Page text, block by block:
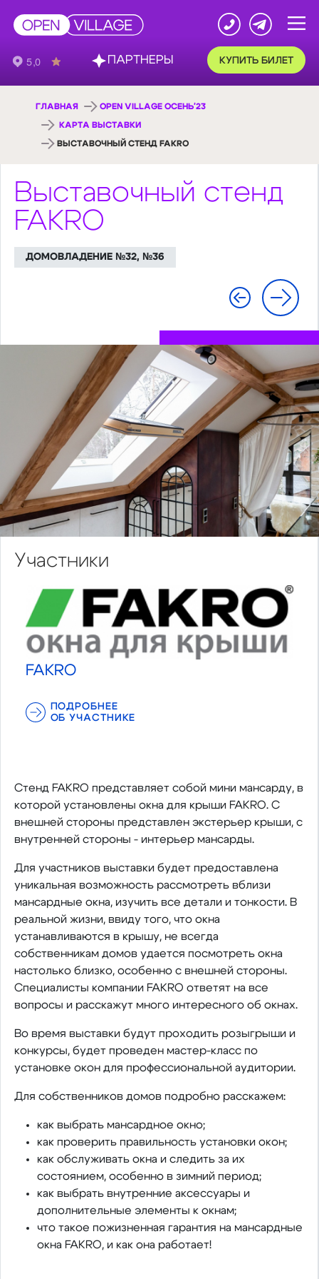
КУПИТЬ БИЛЕТ
ГЛАВНАЯ OPEN VILLAGE ОСЕНЬ'23
КАРТА ВЫСТАВКИ
ВЫСТАВОЧНЫЙ СТЕНД FAKRO
Выставочный стенд
FAKRO
ДОМОВЛАДЕНИЕ №32, №36
Участники
FAKRO
ПОДРОБНЕЕ
ОБ УЧАСТНИКЕ
Cтенд FAKRO представляет собой мини мансарду, в
которой установлены окна для крыши FAKRO. C
внешней стороны представлен экстерьер крыши, с
внутренней стороны - интерьер мансарды.
Для участников выставки будет предоставлена
уникальная возможность рассмотреть вблизи
мансардные окна, изучить все детали и тонкости. В
реальной жизни, ввиду того, что окна
устанавливаются в крышу, не всегда
собственникам домов удается посмотреть окна
настолько близко, особенно с внешней стороны.
Специалисты компании FAKRO ответят на все
вопросы и расскажут много интересного об окнах.
Во время выставки будут проходить розыгрыши и
конкурсы, будет проведен мастер-класс по
установке окон для профессиональной аудитории.
Для собственников домов подробно расскажем:
как выбрать мансардное окно;
как проверить правильность установки окон;
как обслуживать окна и следить за их
состоянием, особенно в зимний период;
как выбрать внутренние аксессуары и
дополнительные элементы к окнам;
что такое пожизненная гарантия на мансардные
окна FAKRO, и как она работает!